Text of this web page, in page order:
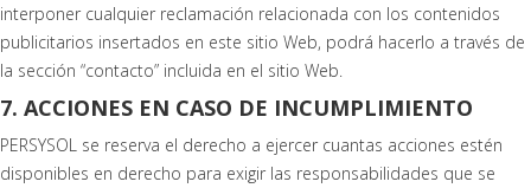
interponer cualquier reclamación relacionada con los contenidos
publicitarios insertados en este sitio Web, podrá hacerlo a través de
la sección “contacto” incluida en el sitio Web.
7. ACCIONES EN CASO DE INCUMPLIMIENTO
PERSYSOL se reserva el derecho a ejercer cuantas acciones estén
disponibles en derecho para exigir las responsabilidades que se